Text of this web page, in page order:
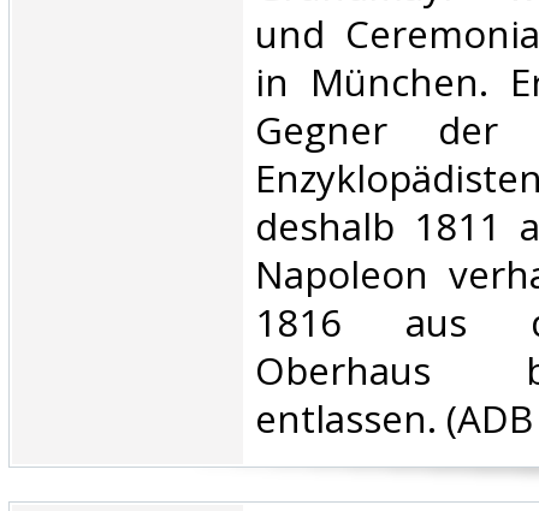
und
in München.
Gegner der
deshalb 1811
Napoleon
1816 aus
Oberhaus
entlassen. (ADB